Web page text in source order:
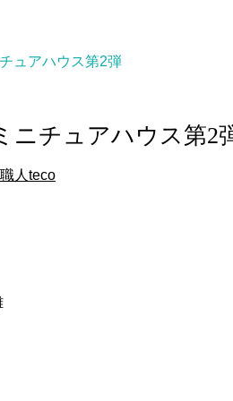
ュアハウス第2弾
ニチュアハウス第2
人teco